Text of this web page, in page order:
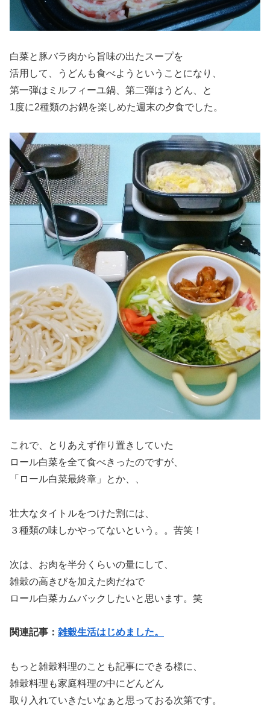
白菜と豚バラ肉から旨味の出たスープを
活用して、うどんも食べようということになり、
第一弾はミルフィーユ鍋、第二弾はうどん、と
1度に2種類のお鍋を楽しめた週末の夕食でした。
これで、とりあえず作り置きしていた
ロール白菜を全て食べきったのですが、
「ロール白菜最終章」とか、、
壮大なタイトルをつけた割には、
３種類の味しかやってないという。。苦笑！
次は、お肉を半分くらいの量にして、
雑穀の高きびを加えた肉だねで
ロール白菜カムバックしたいと思います。笑
関連記事： 雑穀生活はじめました。
もっと雑穀料理のことも記事にできる様に、
雑穀料理も家庭料理の中にどんどん
取り入れていきたいなぁと思っておる次第です。